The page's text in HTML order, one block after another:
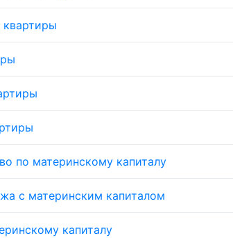
по материнскому капиталу
с материнским капиталом
капиталу